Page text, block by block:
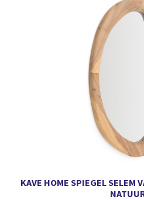
KAVE HOME SPIEGEL SELEM